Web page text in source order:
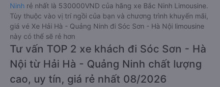
Ninh rẻ nhất là 530000VND của hãng xe Bắc Ninh Limousine.
Tùy thuộc vào vị trí ngồi của bạn và chương trình khuyến mãi,
giá vé Xe Hải Hà - Quảng Ninh đi Sóc Sơn - Hà Nội limousine
này có thể sẽ rẻ hơn
Tư vấn TOP 2 xe khách đi Sóc Sơn - Hà
Nội từ Hải Hà - Quảng Ninh chất lượng
cao, uy tín, giá rẻ nhất 08/2026